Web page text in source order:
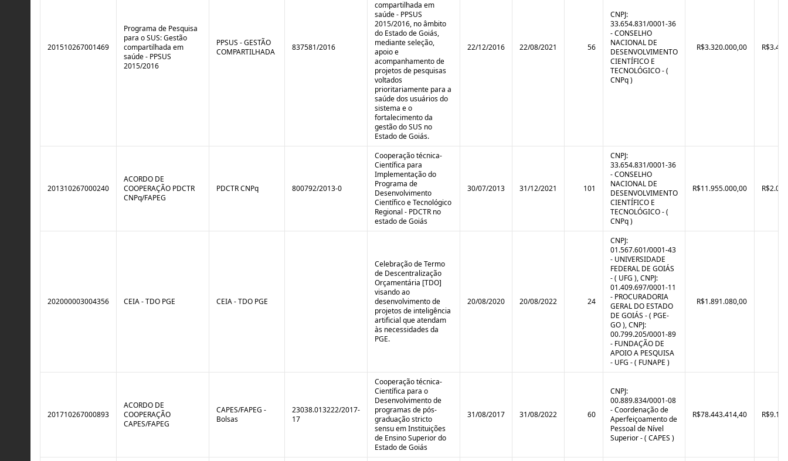
201510267001469
Programa de Pesquisa
para o SUS: Gestão
compartilhada em
saúde - PPSUS
2015/2016
PPSUS - GESTÃO
COMPARTILHADA
837581/2016
compartilhada em
saúde - PPSUS
2015/2016, no âmbito
do Estado de Goiás,
mediante seleção,
apoio e
acompanhamento de
projetos de pesquisas
voltados
prioritariamente para a
saúde dos usuários do
sistema e o
fortalecimento da
gestão do SUS no
Estado de Goiás.
22/12/2016 22/08/2021 56
CNPJ:
33.654.831/0001-36
- CONSELHO
NACIONAL DE
DESENVOLVIMENTO
CIENTÍFICO E
TECNOLÓGICO - (
CNPq )
R$3.320.000,00
201310267000240
ACORDO DE
COOPERAÇÃO PDCTR
CNPq/FAPEG
PDCTR CNPq 800792/2013-0
Cooperação técnica-
Científica para
Implementação do
Programa de
Desenvolvimento
Científico e Tecnológico
Regional - PDCTR no
estado de Goiás
30/07/2013 31/12/2021 101
CNPJ:
33.654.831/0001-36
- CONSELHO
NACIONAL DE
DESENVOLVIMENTO
CIENTÍFICO E
TECNOLÓGICO - (
CNPq )
R$11.955.000,00
202000003004356 CEIA - TDO PGE CEIA - TDO PGE
Celebração de Termo
de Descentralização
Orçamentária [TDO]
visando ao
desenvolvimento de
projetos de inteligência
artificial que atendam
às necessidades da
PGE.
20/08/2020 20/08/2022 24
CNPJ:
01.567.601/0001-43
- UNIVERSIDADE
FEDERAL DE GOIÁS
- ( UFG ), CNPJ:
01.409.697/0001-11
- PROCURADORIA
GERAL DO ESTADO
DE GOIÁS - ( PGE-
GO ), CNPJ:
00.799.205/0001-89
- FUNDAÇÃO DE
APOIO A PESQUISA
- UFG - ( FUNAPE )
R$1.891.080,00
201710267000893
ACORDO DE
COOPERAÇÃO
CAPES/FAPEG
CAPES/FAPEG -
Bolsas
23038.013222/2017-
17
Cooperação técnica-
Científica para o
Desenvolvimento de
programas de pós-
graduação stricto
sensu em Instituições
de Ensino Superior do
Estado de Goiás
31/08/2017 31/08/2022 60
CNPJ:
00.889.834/0001-08
- Coordenação de
Aperfeiçoamento de
Pessoal de Nível
Superior - ( CAPES )
R$78.443.414,40